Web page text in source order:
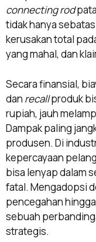
connecting rod
tidak hanya
kerusakan total
yang mahal, dan
Secara finansial,
dan recallproduk
rupiah, jauh
Dampak paling
produsen. Di
kepercayaan
bisa lenyap dalam
fatal. Mengadopsi
pencegahan
sebuah
strategis.